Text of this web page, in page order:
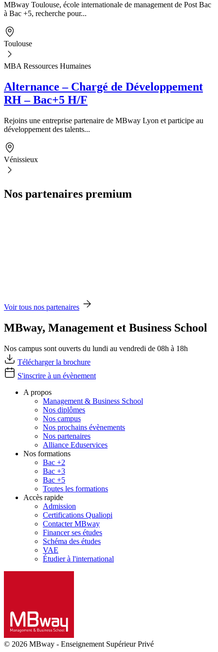
MBway Toulouse, école internationale de management de Post Bac
à Bac +5, recherche pour...
Toulouse
MBA Ressources Humaines
Alternance – Chargé de Développement
RH – Bac+5 H/F
Rejoins une entreprise partenaire de MBway Lyon et participe au
développement des talents...
Vénissieux
Nos partenaires premium
Voir tous nos partenaires
MBway, Management et Business School
Nos campus sont ouverts du lundi au vendredi de 08h à 18h
Télécharger la brochure
S'inscrire à un évènement
A propos
Management & Business School
Nos diplômes
Nos campus
Nos prochains évènements
Nos partenaires
Alliance Eduservices
Nos formations
Bac +2
Bac +3
Bac +5
Toutes les formations
Accès rapide
Admission
Certifications Qualiopi
Contacter MBway
Financer ses études
Schéma des études
VAE
Étudier à l'international
© 2026 MBway - Enseignement Supérieur Privé